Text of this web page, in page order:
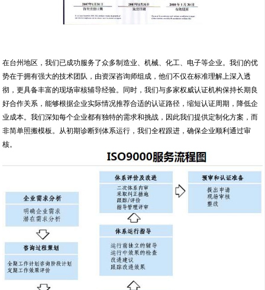
在台州地区，我们已成功服务了众多制造业、机械、化工、电子等企业。我们的优
势在于拥有强大的技术团队，由资深咨询师组成，他们不仅在标准理解上深入透
彻，更具备丰富的现场审核辅导经验。同时，我们与多家权威认证机构保持长期良
好合作关系，能够根据企业实际情况推荐合适的认证路径，缩短认证周期，降低企
业成本。我们深知每个企业都有独特的需求和挑战，因此我们提供定制化方案，而
非简单照搬模板。从初期诊断到体系运行，我们全程跟进，确保企业顺利通过审
核。